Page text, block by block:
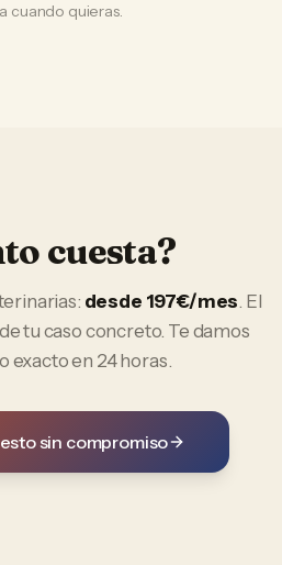
cuando quieras.
cuesta?
: desde 197€/mes. El
tu caso concreto. Te damos
exacto en 24 horas.
sin compromiso